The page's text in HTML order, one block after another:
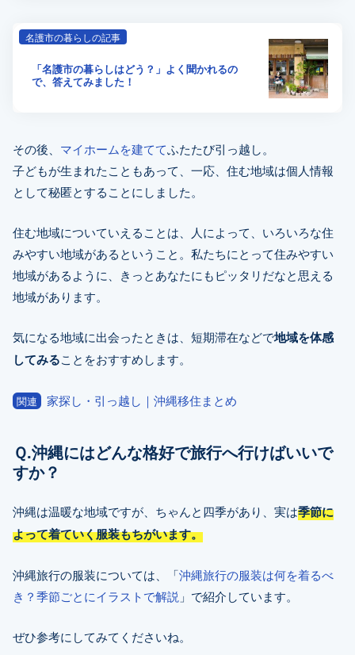
名護市の暮らしの記事
「名護市の暮らしはどう？」よく聞かれるの
で、答えてみました！
その後、 マイホームを建ててふたたび引っ越し。
子どもが生まれたこともあって、一応、住む地域は個人情報
として秘匿とすることにしました。
住む地域についていえることは、人によって、いろいろな住
みやすい地域があるということ。私たちにとって住みやすい
地域があるように、きっとあなたにもピッタリだなと思える
地域があります。
気になる地域に出会ったときは、短期滞在などで地域を体感
してみることをおすすめします。
関連 家探し・引っ越し｜沖縄移住まとめ
Ｑ.沖縄にはどんな格好で旅行へ行けばいいで
すか？
沖縄は温暖な地域ですが、ちゃんと四季があり、実は季節に
よって着ていく服装もちがいます。
沖縄旅行の服装については、「沖縄旅行の服装は何を着るべ
き？季節ごとにイラストで解説 」で紹介しています。
ぜひ参考にしてみてくださいね。